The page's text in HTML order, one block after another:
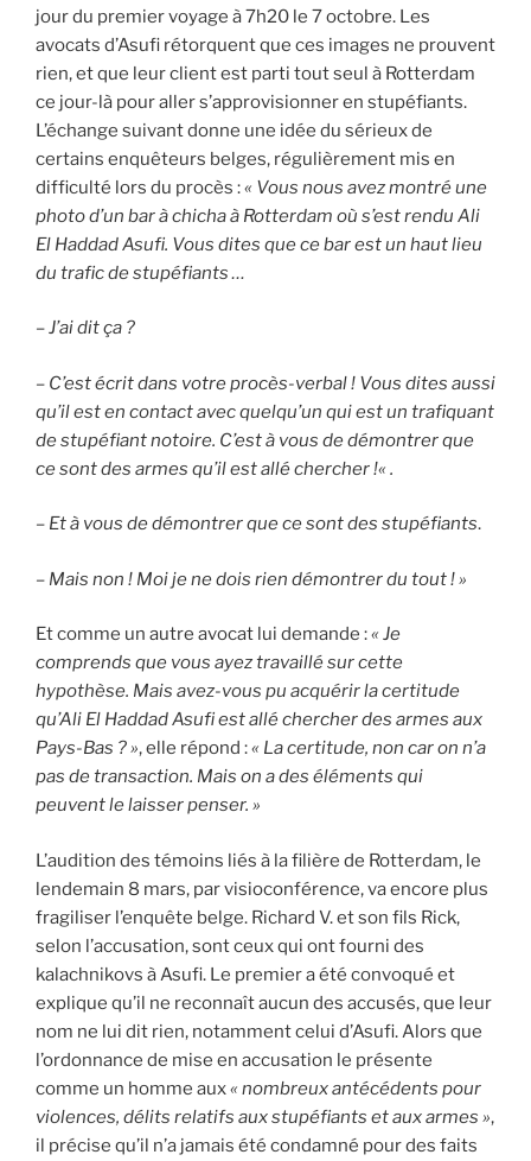
jour du premier voyage à 7h20 le 7 octobre. Les
avocats d’Asufi rétorquent que ces images ne prouvent
rien, et que leur client est parti tout seul à Rotterdam
ce jour-là pour aller s’approvisionner en stupéfiants.
L’échange suivant donne une idée du sérieux de
certains enquêteurs belges, régulièrement mis en
difficulté lors du procès :« Vous nous avez montré une
photo d’un bar à chicha à Rotterdam où s’est rendu Ali
El Haddad Asufi. Vous dites que ce bar est un haut lieu
du trafic de stupéfiants …
–J’ai dit ça ?
– C’est écrit dans votre procès-verbal ! Vous dites aussi
qu’il est en contact avec quelqu’un qui est un trafiquant
de stupéfiant notoire. C’est à vous de démontrer que
ce sont des armes qu’il est allé chercher !« .
– Et à vous de démontrer que ce sont des stupéfiants.
– Mais non ! Moi je ne dois rien démontrer du tout ! »
Et comme un autre avocat lui demande :« Je
comprends que vous ayez travaillé sur cette
hypothèse. Mais avez-vous pu acquérir la certitude
qu’Ali El Haddad Asufi est allé chercher des armes aux
Pays-Bas ? », elle répond :« La certitude, non car on n’a
pas de transaction. Mais on a des éléments qui
peuvent le laisser penser. »
L’audition des témoins liés à la filière de Rotterdam, le
lendemain 8 mars, par visioconférence, va encore plus
fragiliser l’enquête belge. Richard V. et son fils Rick,
selon l’accusation, sont ceux qui ont fourni des
kalachnikovs à Asufi. Le premier a été convoqué et
explique qu’il ne reconnaît aucun des accusés, que leur
nom ne lui dit rien, notamment celui d’Asufi. Alors que
l’ordonnance de mise en accusation le présente
comme un homme aux« nombreux antécédents pour
violences, délits relatifs aux stupéfiants et aux armes »,
il précise qu’il n’a jamais été condamné pour des faits